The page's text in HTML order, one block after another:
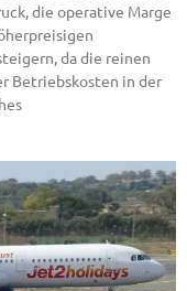
die operative Marge
da die reinen
Betriebskosten in der